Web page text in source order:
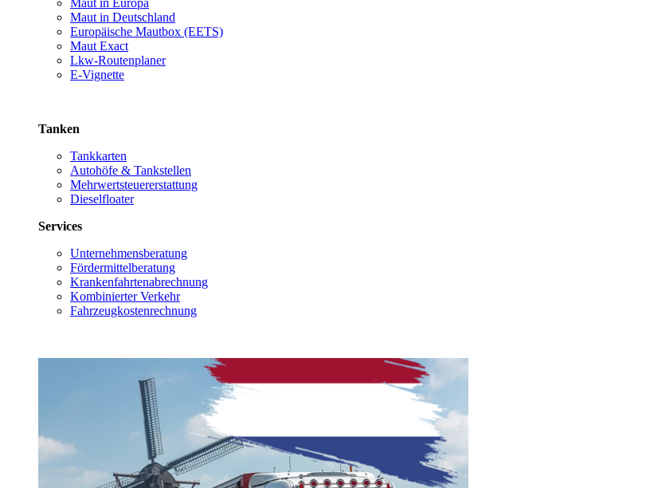
Maut in Europa
Maut in Deutschland
Europäische Mautbox (EETS)
Maut Exact
Lkw-Routenplaner
E-Vignette
Tanken
Tankkarten
Autohöfe & Tankstellen
Mehrwertsteuererstattung
Dieselfloater
Services
Unternehmensberatung
Fördermittelberatung
Krankenfahrtenabrechnung
Kombinierter Verkehr
Fahrzeugkostenrechnung